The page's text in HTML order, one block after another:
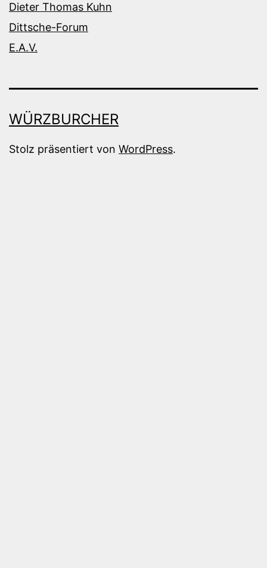
Dieter Thomas Kuhn
Dittsche-Forum
E.A.V.
WÜRZBURCHER
Stolz präsentiert von WordPress.